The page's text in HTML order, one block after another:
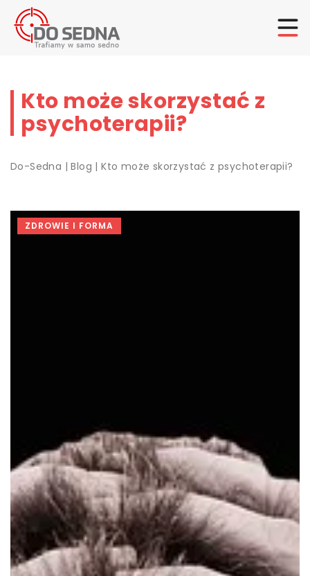
Kto może skorzystać z
psychoterapii?
Do-Sedna |Blog |Kto może skorzystać z psychoterapii?
ZDROWIE I FORMA